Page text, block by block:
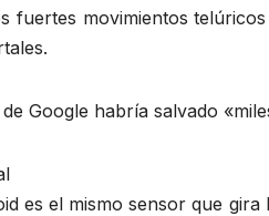
fuertes movimientos
Google habría salvado
es el mismo sensor que